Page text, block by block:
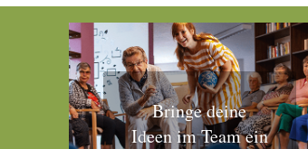
Bringe deine
Ideen im Team ein